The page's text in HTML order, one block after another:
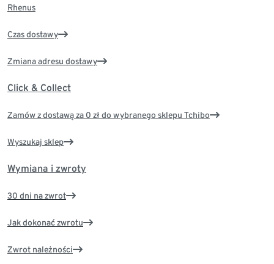
Rhenus
Czas dostawy
Zmiana adresu dostawy
Click & Collect
Zamów z dostawą za 0 zł do wybranego sklepu Tchibo
Wyszukaj sklep
Wymiana i zwroty
30 dni na zwrot
Jak dokonać zwrotu
Zwrot należności